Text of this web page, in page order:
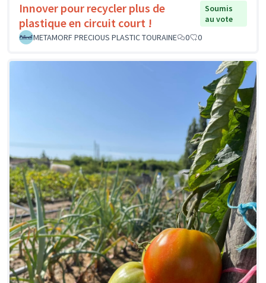
Innover pour recycler plus de
plastique en circuit court !
Soumis
au vote
METAMORF PRECIOUS PLASTIC TOURAINE
0 0